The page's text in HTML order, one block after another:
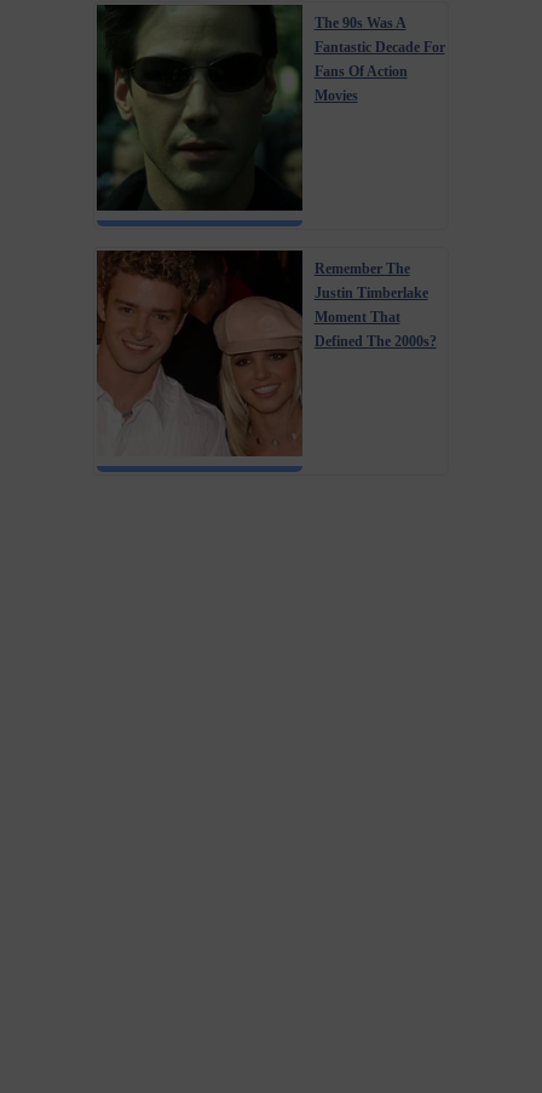
The 90s Was A
Fantastic Decade For
Fans Of Action
Movies
Remember The
Justin Timberlake
Moment That
Defined The 2000s?